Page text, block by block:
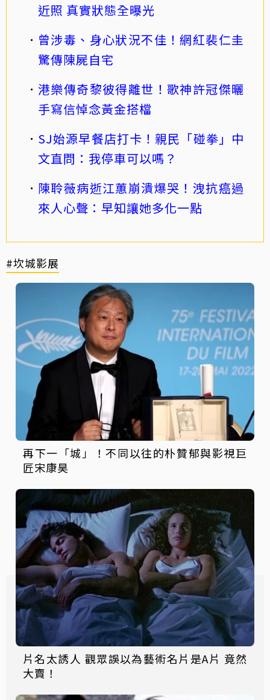
近照 真實狀態全曝光
曾涉毒、身心狀況不佳！網紅裴仁圭
驚傳陳屍自宅
港樂傳奇黎彼得離世！歌神許冠傑曬
手寫信悼念黃金搭檔
SJ始源早餐店打卡！親民「碰拳」中
文直問：我停車可以嗎？
陳聆薇病逝江蕙崩潰爆哭！洩抗癌過
來人心聲：早知讓她多化一點
#坎城影展
再下一「城」！不同以往的朴贊郁與影視巨
匠宋康昊
片名太誘人 觀眾誤以為藝術名片是A片 竟然
大賣！